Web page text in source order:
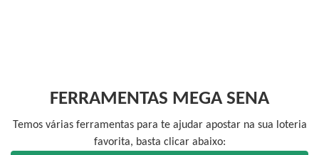
FERRAMENTAS MEGA SENA
Temos várias ferramentas para te ajudar apostar na sua loteria
favorita, basta clicar abaixo: